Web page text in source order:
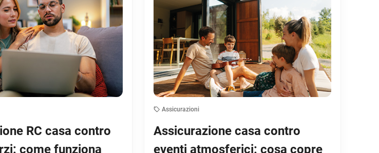
RC casa contro
come funziona
Assicurazioni
Assicurazione casa contro
eventi atmosferici: cosa copre